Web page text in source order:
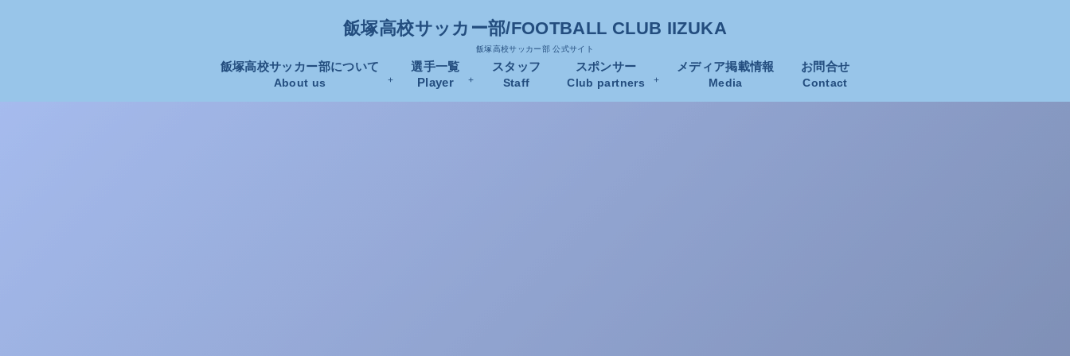
飯塚高校サッカー部/FOOTBALL CLUB IIZUKA
飯塚高校サッカー部 公式サイト
飯塚高校サッカー部について
About us
選手一覧
Player
スタッフ
Staff
スポンサー
Club partners
メディア掲載情報
Media
お問合せ
Contact